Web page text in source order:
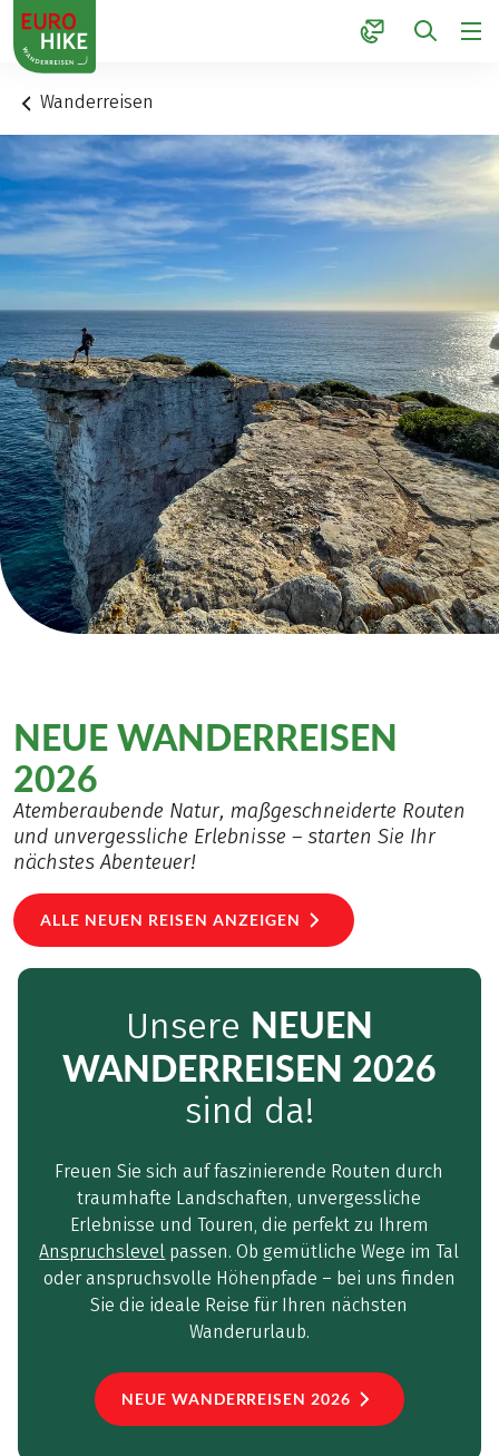
1
Wanderreisen
NEUE WANDERREISEN
2026
Atemberaubende Natur, maßgeschneiderte Routen
und unvergessliche Erlebnisse – starten Sie Ihr
nächstes Abenteuer!
ALLE NEUEN REISEN ANZEIGEN
Unsere NEUEN
WANDERREISEN 2026
sind da!
Freuen Sie sich auf faszinierende Routen durch
traumhafte Landschaften, unvergessliche
Erlebnisse und Touren, die perfekt zu Ihrem
Anspruchslevel passen. Ob gemütliche Wege im Tal
oder anspruchsvolle Höhenpfade – bei uns finden
Sie die ideale Reise für Ihren nächsten
Wanderurlaub.
NEUE WANDERREISEN 2026